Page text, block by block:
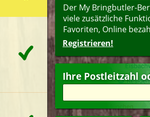
Der My Bringbutler-
viele zusätzliche
Favoriten, Online
Registrieren!
Ihre Postleitzahl
Name
Alter(ältester Shop zuerst)
Burger
Fingerfood
Sandwich
Suppen
Dessert